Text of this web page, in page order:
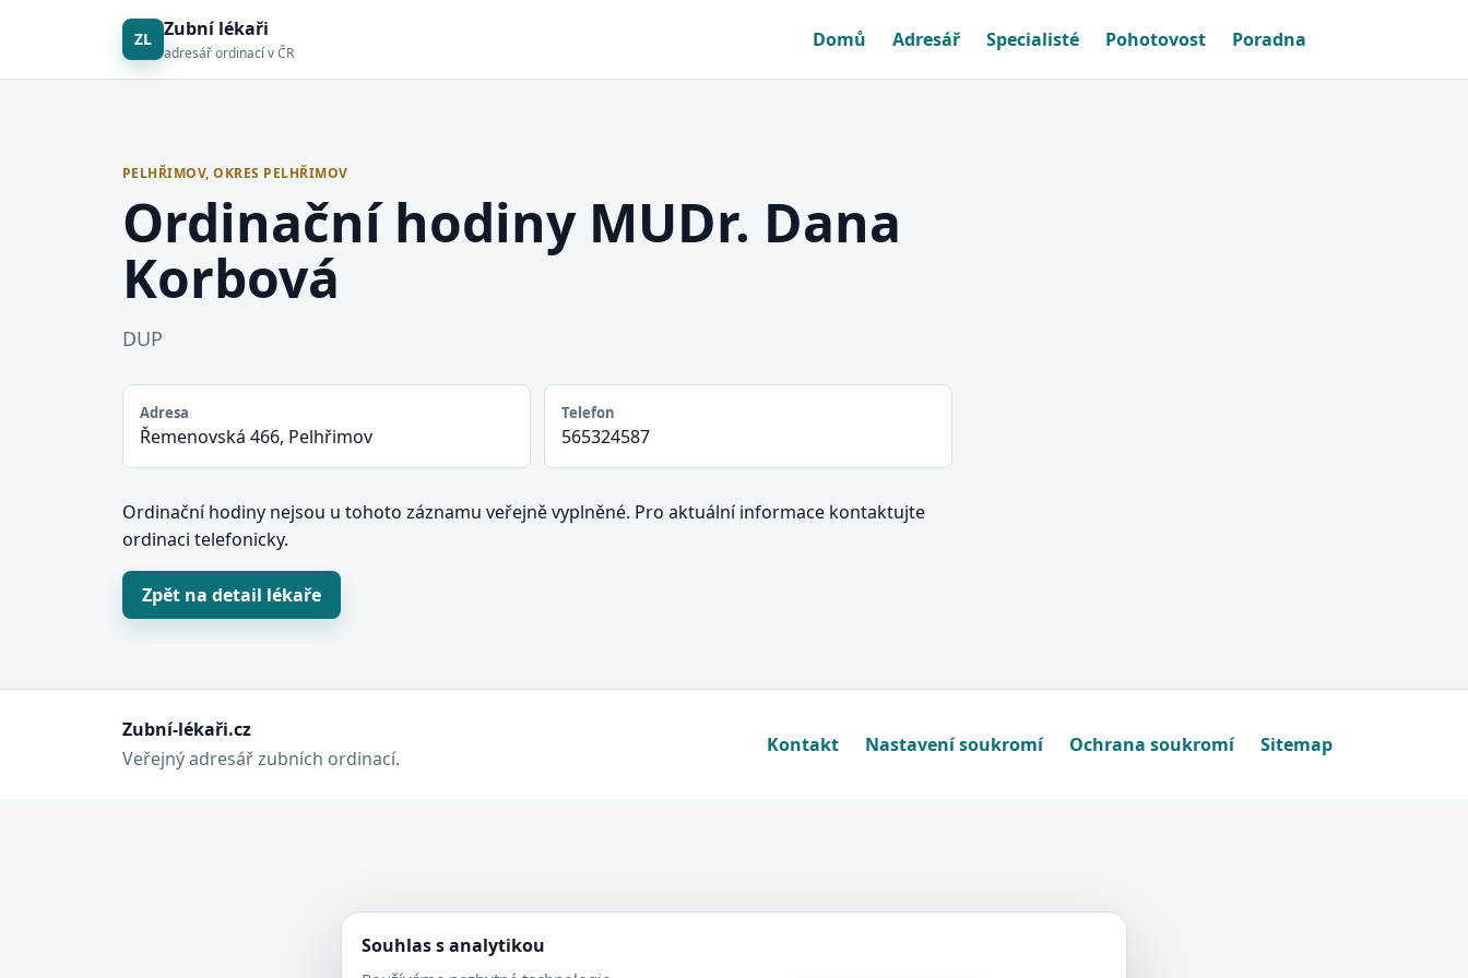
ZL Zubní lékaři
adresář ordinací v ČR
Domů Adresář Specialisté Pohotovost Poradna
PELHŘIMOV, OKRES PELHŘIMOV
Ordinační hodiny MUDr. Dana
Korbová
DUP
Adresa
Řemenovská 466, Pelhřimov
Telefon
565324587
Ordinační hodiny nejsou u tohoto záznamu veřejně vyplněné. Pro aktuální informace kontaktujte
ordinaci telefonicky.
Zpět na detail lékaře
Zubní-lékaři.cz
Veřejný adresář zubních ordinací.
Kontakt Nastavení soukromí Ochrana soukromí Sitemap
Souhlas s analytikou